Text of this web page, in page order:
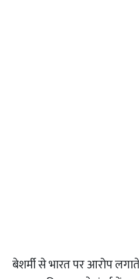
बेशर्मी से भारत पर आरोप